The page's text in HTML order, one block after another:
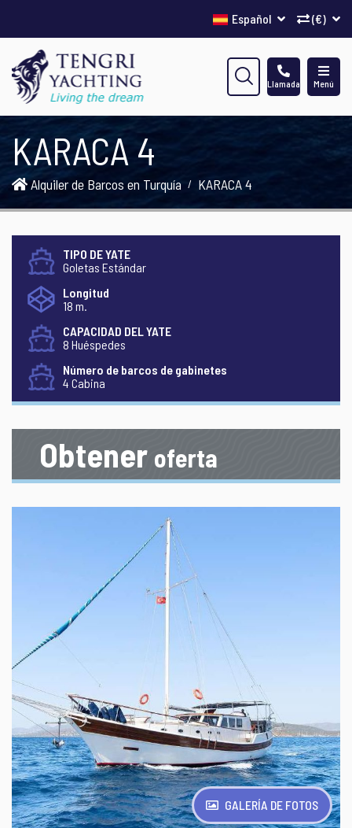
(€)
Español
Menú
Llamada
KARACA 4
Alquiler de Barcos en Turquía KARACA 4
TIPO DE YATE
Goletas Estándar
Longitud
18 m.
CAPACIDAD DEL YATE
8 Huéspedes
Número de barcos de gabinetes
4 Cabina
Obtener oferta
GALERÍA DE FOTOS